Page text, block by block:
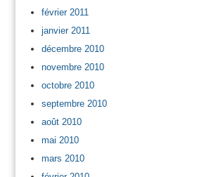
février 2011
janvier 2011
décembre 2010
novembre 2010
octobre 2010
septembre 2010
août 2010
mai 2010
mars 2010